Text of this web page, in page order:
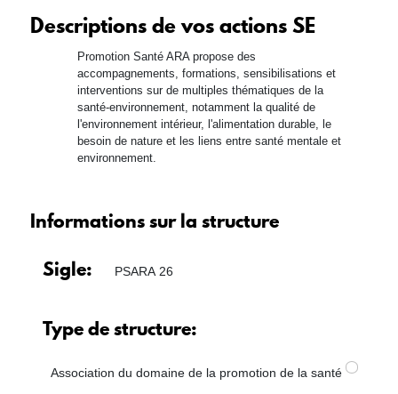
Descriptions de vos actions SE
Promotion Santé ARA propose des
accompagnements, formations, sensibilisations et
interventions sur de multiples thématiques de la
santé-environnement, notamment la qualité de
l'environnement intérieur, l'alimentation durable, le
besoin de nature et les liens entre santé mentale et
environnement.
Informations sur la structure
Sigle
PSARA 26
Type de structure
Association du domaine de la promotion de la santé